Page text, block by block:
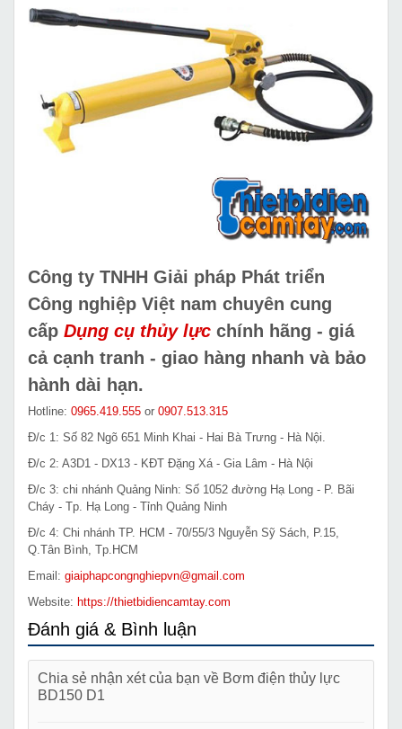
Công ty TNHH Giải pháp Phát triển
Công nghiệp Việt nam chuyên cung
cấp Dụng cụ thủy lực chính hãng - giá
cả cạnh tranh - giao hàng nhanh và bảo
hành dài hạn.
Hotline: 0965.419.555 or 0907.513.315
Đ/c 1: Số 82 Ngõ 651 Minh Khai - Hai Bà Trưng - Hà Nội.
Đ/c 2: A3D1 - DX13 - KĐT Đặng Xá - Gia Lâm - Hà Nội
Đ/c 3: chi nhánh Quảng Ninh: Số 1052 đường Hạ Long - P. Bãi
Cháy - Tp. Hạ Long - Tỉnh Quảng Ninh
Đ/c 4: Chi nhánh TP. HCM - 70/55/3 Nguyễn Sỹ Sách, P.15,
Q.Tân Bình, Tp.HCM
Email: giaiphapcongnghiepvn@gmail.com
Website: https://thietbidiencamtay.com
Đánh giá & Bình luận
Chia sẻ nhận xét của bạn về Bơm điện thủy lực
BD150 D1